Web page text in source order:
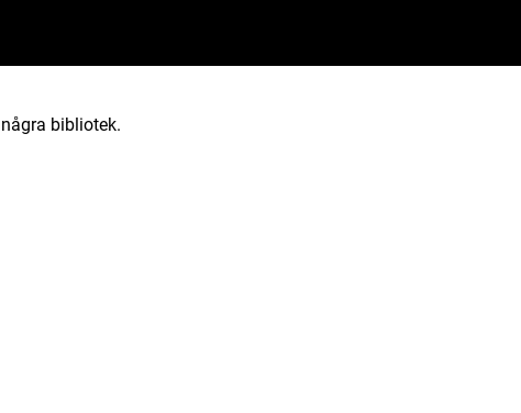
bibliotek.